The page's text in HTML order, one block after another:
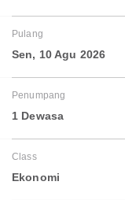
Pulang
Sen, 10 Agu 2026
Penumpang
1 Dewasa
Class
Ekonomi